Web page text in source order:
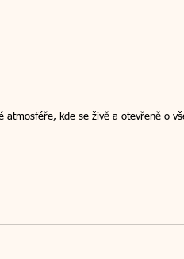
atmosféře, kde se živě a otevřeně o